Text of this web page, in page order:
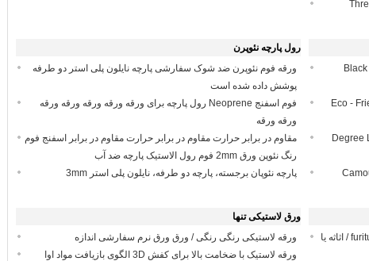
رول پارچه نئوپرن
ورقه فوم نئوپرن ضد شوک سفارشی پارچه نایلون پلی استر دو طرفه
پوشش داده شده است
فوم اسفنج Neoprene رول پارچه برای ورقه ورقه ورقه ورقه ورقه
ورقه ورقه
مقاوم در برابر حرارت مقاوم در برابر حرارت مقاوم در برابر اسفنج فوم
رنگ نئوپن ورق 2mm فوم رول الاستیک پارچه ضد آب
پارچه نئوپان برجسته، پارچه دو طرفه، نایلون پلی استر 3mm
Eco -
80
ورق لاستیکی تنها
ورقه لاستیکی رنگی رنگی / ورق ورق نرم سفارشی اندازه
ورقه لاستیک با ضخامت بالا برای کفش 3D الگوی بازیافت مواد اوا
سفارشی رنگارنگ چرم مصنوعی PU ثبت اختراع برای furiture / اثاثه یا